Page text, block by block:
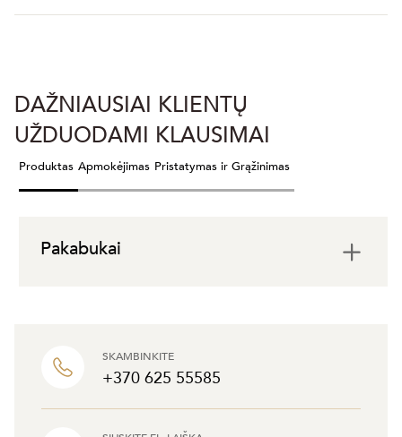
SKAMBINKITE
+370 625 55585
DAŽNIAUSIAI KLIENTŲ
UŽDUODAMI KLAUSIMAI
Produktas Apmokėjimas Pristatymas ir Grąžinimas
Pakabukai